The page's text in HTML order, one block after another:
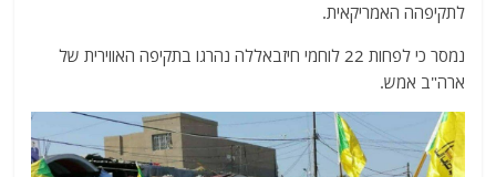
לתקיפהה האמריקאית.
נמסר כי לפחות 22 לוחמי חיזבאללה נהרגו בתקיפה האווירית של
ארה"ב אמש.